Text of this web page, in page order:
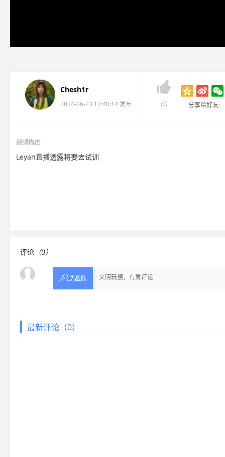
Chesh1r
2024-06-23 12:40:14 发布

(0) 分享给好友:
视频描述:
Leyan直播透露将要去试训
评论 （0）
选战队
最新评论（0）